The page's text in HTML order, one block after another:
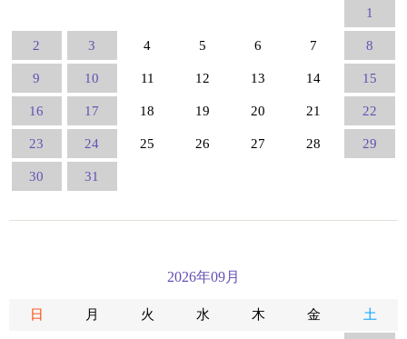
1
2 3 4 5 6 7 8
9 10 11 12 13 14 15
16 17 18 19 20 21 22
23 24 25 26 27 28 29
30 31
2026年09月
日 月 火 水 木 金 土